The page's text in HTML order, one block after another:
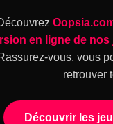
en ligne de nos
vous, vous
retrouver
Découvrir les